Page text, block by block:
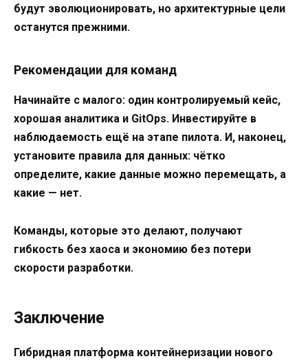
будут эволюционировать, но архитектурные цели
останутся прежними.
Рекомендации для команд
Начинайте с малого: один контролируемый кейс,
хорошая аналитика и GitOps. Инвестируйте в
наблюдаемость ещё на этапе пилота. И, наконец,
установите правила для данных: чётко
определите, какие данные можно перемещать, а
какие — нет.
Команды, которые это делают, получают
гибкость без хаоса и экономию без потери
скорости разработки.
Заключение
Гибридная платформа контейнеризации нового